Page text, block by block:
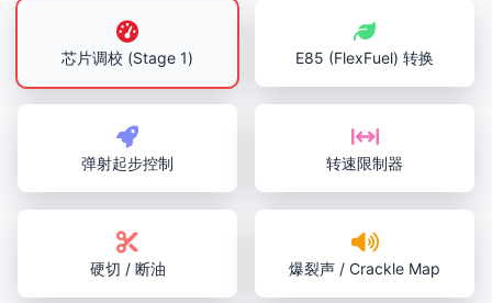
芯片调校 (Stage 1) E85 (FlexFuel) 转换
弹射起步控制 转速限制器
硬切 / 断油 爆裂声 / Crackle Map